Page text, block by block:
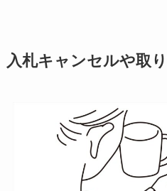
入札キャンセルや取